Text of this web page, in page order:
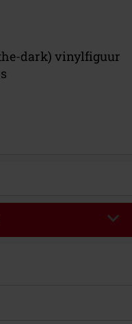
dark) vinylfiguur
automatisch verrekend in